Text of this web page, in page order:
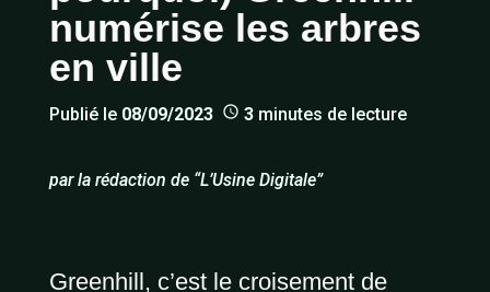
numérise les arbres
en ville
Publié le 08/09/2023 3minutes de lecture
par la rédaction de“L’Usine Digitale”
Greenhill, c’est le croisement de